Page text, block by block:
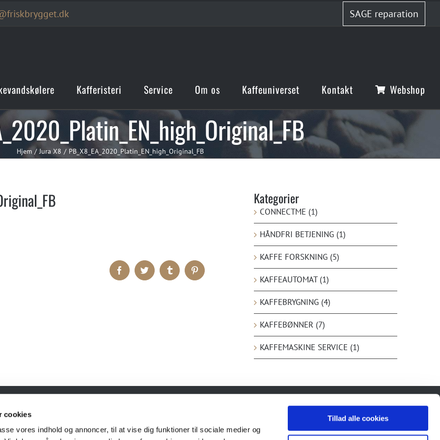
cookies
vores indhold og annoncer, til at vise dig funktioner til sociale medier og
Tillad alle cookies
SAGE reparation
Kafferisteri Service Om os Kaffeuniverset Kontakt Webshop
Hjem Jura X8 PB_X8_EA_2020_Platin_EN_high_Original_FB
FacebookTwitter TumblrPinterest
Kategorier
CONNECTME (1)
HÅNDFRI BETJENING (1)
KAFFE FORSKNING (5)
KAFFEAUTOMAT (1)
KAFFEBRYGNING (4)
KAFFEBØNNER (7)
KAFFEMASKINE SERVICE (1)